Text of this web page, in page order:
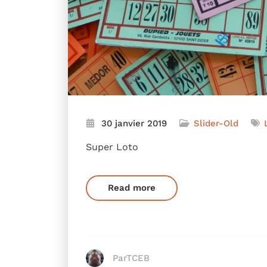
30 janvier 2019 Slider-Old
Super Loto
Read more
ParTCEB